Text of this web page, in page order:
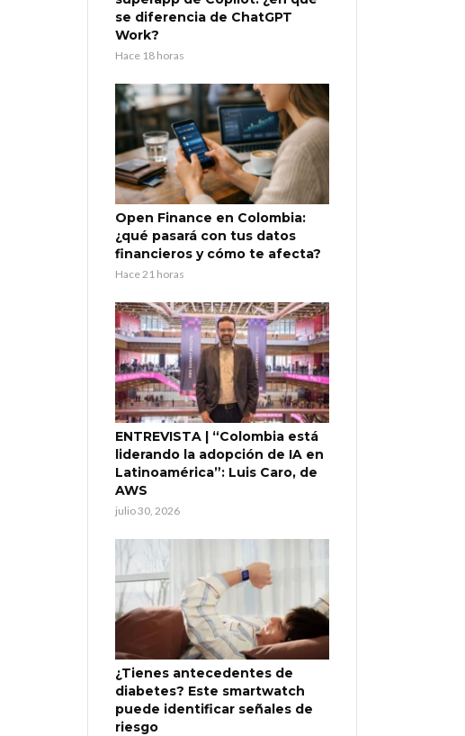
se diferencia de ChatGPT
Work?
Hace 18 horas
Open Finance en Colombia:
¿qué pasará con tus datos
financieros y cómo te afecta?
Hace 21 horas
ENTREVISTA | “Colombia está
liderando la adopción de IA en
Latinoamérica”: Luis Caro, de
AWS
julio 30, 2026
¿Tienes antecedentes de
diabetes? Este smartwatch
puede identificar señales de
riesgo